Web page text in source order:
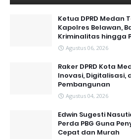
Ketua DPRD Medan
Kapolres Belawan,
Kriminalitas hingga
Agustus 06, 2026
Raker DPRD Kota
Inovasi, Digitalisasi,
Pembangunan
Agustus 04, 2026
Edwin Sugesti
Perda PBG Guna
Cepat dan Murah